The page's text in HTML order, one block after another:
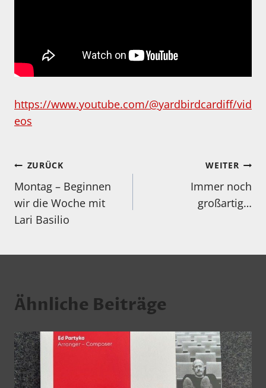
https://www.youtube.com/@yardbirdcardiff/vid
eos
Beitragsnavigation
ZURÜCK
Montag – Beginnen
wir die Woche mit
Lari Basilio
WEITER
Immer noch
großartig…
Ähnliche Beiträge